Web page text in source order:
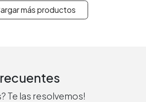
más productos
Te las resolvemos!